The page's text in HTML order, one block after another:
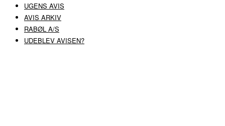
UGENS AVIS
AVIS ARKIV
RABØL A/S
UDEBLEV AVISEN?